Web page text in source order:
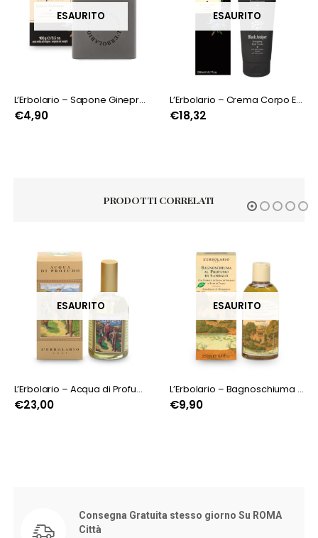
ESAURITO
L’Erbolario – Sapone Ginepro Nero
€4,90
ESAURITO
L’Erbolario – Crema Corpo Energizzante Ginepro Nero
€18,32
PRODOTTI CORRELATI
ESAURITO
L’Erbolario – Acqua di Profumo Mirto
€23,00
ESAURITO
L’Erbolario – Bagnoschiuma al Profumo di Sandalo
€9,90
Consegna Gratuita stesso giorno Su ROMA
Città